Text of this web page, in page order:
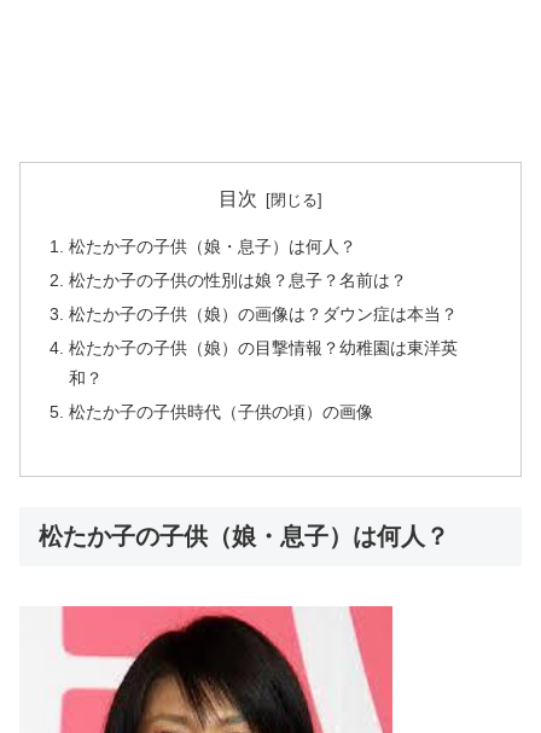
目次
松たか子の子供（娘・息子）は何人？
松たか子の子供の性別は娘？息子？名前は？
松たか子の子供（娘）の画像は？ダウン症は本当？
松たか子の子供（娘）の目撃情報？幼稚園は東洋英
和？
松たか子の子供時代（子供の頃）の画像
松たか子の子供（娘・息子）は何人？